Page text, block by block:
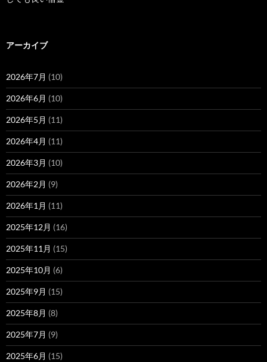
アーカイブ
2026年7月 (10)
2026年6月 (10)
2026年5月 (11)
2026年4月 (11)
2026年3月 (10)
2026年2月 (9)
2026年1月 (11)
2025年12月 (16)
2025年11月 (15)
2025年10月 (6)
2025年9月 (15)
2025年8月 (8)
2025年7月 (9)
2025年6月 (15)